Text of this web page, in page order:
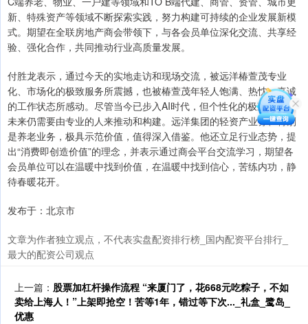
新、特殊资产等领域不断探索实践，努力构建可持续的企业发展新模
式。期望在全联房地产商会带领下，与各会员单位深化交流、共享经
验、强化合作，共同推动行业高质量发展。
付胜龙表示，通过今天的实地走访和现场交流，被远洋椿萱茂专业
化、市场化的极致服务所震撼，也被椿萱茂年轻人饱满、热忱、真诚
的工作状态所感动。尽管当今已步入AI时代，但个性化的极致服务，
未来仍需要由专业的人来推动和构建。远洋集团的轻资产业务、特别
是养老业务，极具示范价值，值得深入借鉴。他还立足行业态势，提
出“消费即创造价值”的理念，并表示通过商会平台交流学习，期望各
会员单位可以在温暖中找到价值，在温暖中找到信心，苦练内功，静
待春暖花开。
发布于：北京市
文章为作者独立观点，不代表实盘配资排行榜_国内配资平台排行_
最大的配资公司观点
上一篇： 股票加杠杆操作流程 “来厦门了，花668元吃粽子，不如
卖给上海人！”上架即抢空！苦等1年，错过等下次..._礼盒_鹭岛_
优惠